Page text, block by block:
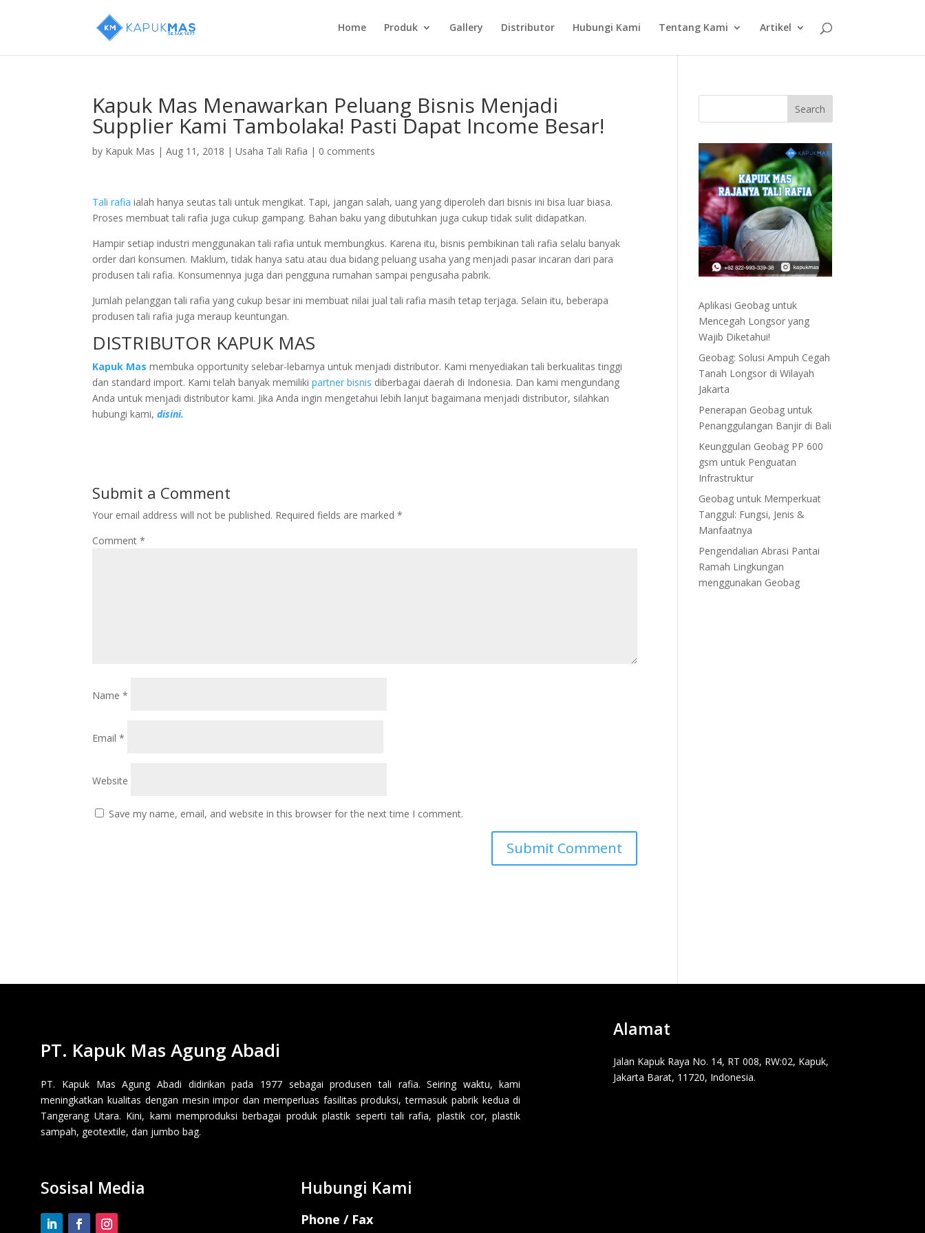
Home Produk Gallery Distributor Hubungi Kami Tentang Kami Artikel
Kapuk Mas Menawarkan Peluang Bisnis Menjadi
Supplier Kami Tambolaka! Pasti Dapat Income Besar!
by Kapuk Mas |Aug 11, 2018 |Usaha Tali Rafia | 0 comments
Tali rafia ialah hanya seutas tali untuk mengikat. Tapi, jangan salah, uang yang diperoleh dari bisnis ini bisa luar biasa.
Proses membuat tali rafia juga cukup gampang. Bahan baku yang dibutuhkan juga cukup tidak sulit didapatkan.
Hampir setiap industri menggunakan tali rafia untuk membungkus. Karena itu, bisnis pembikinan tali rafia selalu banyak
order dari konsumen. Maklum, tidak hanya satu atau dua bidang peluang usaha yang menjadi pasar incaran dari para
produsen tali rafia. Konsumennya juga dari pengguna rumahan sampai pengusaha pabrik.
Jumlah pelanggan tali rafia yang cukup besar ini membuat nilai jual tali rafia masih tetap terjaga. Selain itu, beberapa
produsen tali rafia juga meraup keuntungan.
DISTRIBUTOR KAPUK MAS
Kapuk Mas membuka opportunity selebar-lebarnya untuk menjadi distributor. Kami menyediakan tali berkualitas tinggi
dan standard import. Kami telah banyak memilikipartner bisnis diberbagai daerah di Indonesia. Dan kami mengundang
Anda untuk menjadi distributor kami. Jika Anda ingin mengetahui lebih lanjut bagaimana menjadi distributor, silahkan
hubungi kami,disini.
Submit a Comment
Your email address will not be published. Required fields are marked*
Comment*
Name*
Email*
Website
Save my name, email, and website in this browser for the next time I comment.
Aplikasi Geobag untuk
Mencegah Longsor yang
Wajib Diketahui!
Geobag: Solusi Ampuh Cegah
Tanah Longsor di Wilayah
Jakarta
Penerapan Geobag untuk
Penanggulangan Banjir di Bali
Keunggulan Geobag PP 600
gsm untuk Penguatan
Infrastruktur
Geobag untuk Memperkuat
Tanggul: Fungsi, Jenis &
Manfaatnya
Pengendalian Abrasi Pantai
Ramah Lingkungan
menggunakan Geobag
PT. Kapuk Mas Agung Abadi
PT. Kapuk Mas Agung Abadi didirikan pada 1977 sebagai produsen tali rafia. Seiring waktu, kami
meningkatkan kualitas dengan mesin impor dan memperluas fasilitas produksi, termasuk pabrik kedua di
Tangerang Utara. Kini, kami memproduksi berbagai produk plastik seperti tali rafia, plastik cor, plastik
sampah, geotextile, dan jumbo bag.
Sosisal Media Hubungi Kami
Phone / Fax
Alamat
Jalan Kapuk Raya No. 14, RT 008, RW:02, Kapuk,
Jakarta Barat, 11720, Indonesia.